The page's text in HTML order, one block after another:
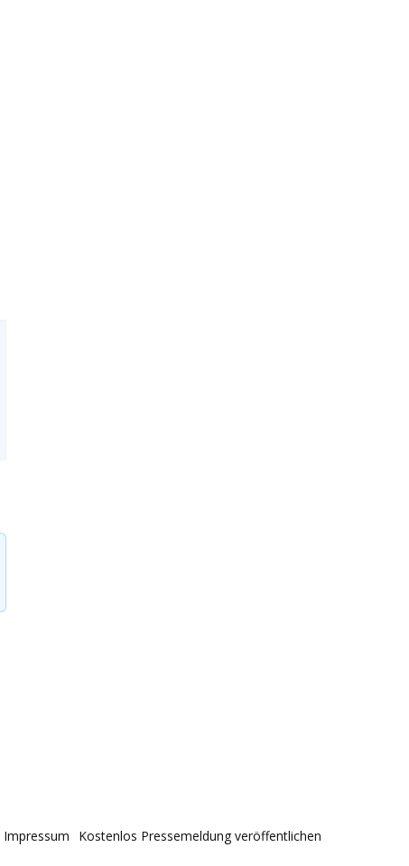
Impressum
Kostenlos Pressemeldung veröffentlichen